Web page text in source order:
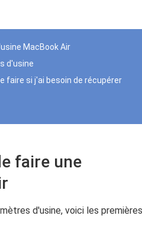
MacBook Air
d'usine
faire si j'ai besoin de récupérer
faire une
d'usine, voici les premières